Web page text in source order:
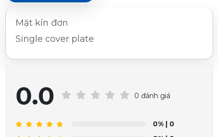
Mặt kín đơn
Single cover plate
0.0 0 đánh giá
0% | 0